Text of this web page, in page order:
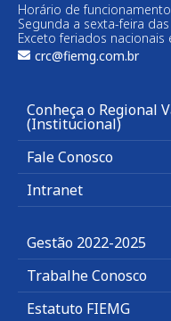
Horário de
Segunda a sexta-feira
Exceto feriados nacionais
crc@fiemg.com.br
Conheça o Regional
(Institucional)
Fale Conosco
Intranet
Gestão 2022-2025
Trabalhe Conosco
Estatuto FIEMG